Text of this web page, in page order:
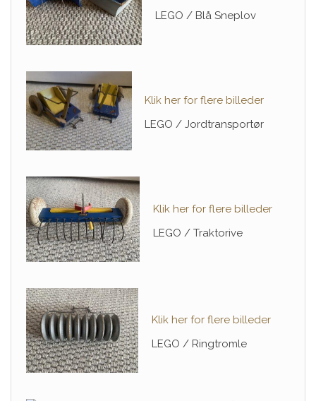
LEGO / Blå Sneplov
Klik her for flere billeder
LEGO / Jordtransportør
Klik her for flere billeder
LEGO / Traktorive
Klik her for flere billeder
LEGO / Ringtromle